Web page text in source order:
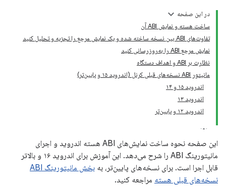
در این صفحه
ساخت هسته و نمایش ABI آن
تفاوت‌های ABI بین نسخه ساخته شده و یک نمایش مرجع را تجزیه و تحلیل کنید
نمایش مرجع ABI را به‌روزرسانی کنید
نظارت بر ABI و اهداف دستگاه
مانیتور ABI نسخه‌های قبلی کرنل (اندروید ۱۵ و پایین‌تر)
اندروید ۱۵ و ۱۴
اندروید ۱۳
اندروید ۱۲ و پایین‌تر
این صفحه نحوه ساخت نمایش‌های ABI هسته اندروید و اجرای
مانیتورینگ ABI را شرح می‌دهد. این آموزش برای اندروید ۱۶ و بالاتر
قابل اجرا است. برای نسخه‌های پایین‌تر، به
بخش مانیتورینگ ABI
نسخه‌های قبلی هسته مراجعه کنید.